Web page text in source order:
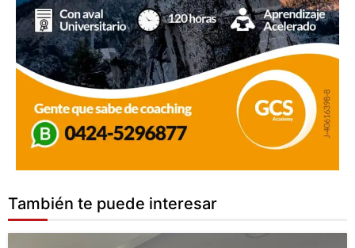
También te puede interesar